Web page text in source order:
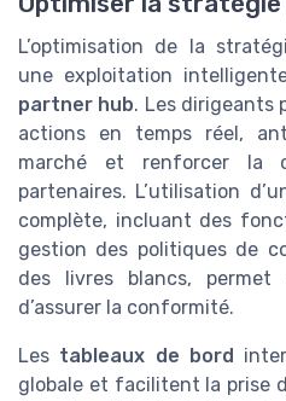
L’optimisation de la
une exploitation
partner hub. Les dirigeants
actions en temps réel,
marché et renforcer la
partenaires. L’utilisation
complète, incluant des
gestion des politiques de
des livres blancs,
d’assurer la conformité.
Les tableaux de bord
globale et facilitent la prise